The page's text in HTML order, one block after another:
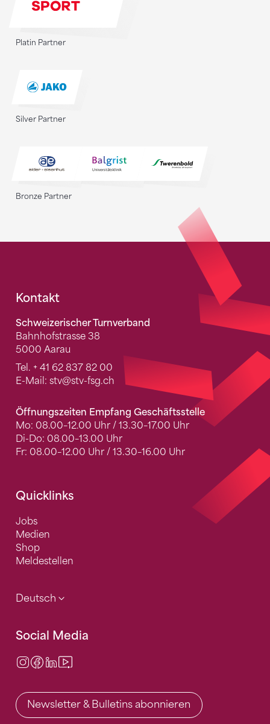
Platin Partner
Silver Partner
Bronze Partner
Fusszeile
Kontakt
Schweizerischer Turnverband
Bahnhofstrasse 38
5000 Aarau
Tel. + 41 62 837 82 00
E-Mail: stv@stv-fsg.ch
Öffnungszeiten Empfang Geschäftsstelle
Mo: 08.00–12.00 Uhr / 13.30–17.00 Uhr
Di-Do: 08.00–13.00 Uhr
Fr: 08.00–12.00 Uhr / 13.30–16.00 Uhr
Quicklinks
Jobs
Medien
Shop
Meldestellen
Deutsch
Social Media
Instagram
Facebook
LinkedIn
Newsletter & Bulletins abonnieren